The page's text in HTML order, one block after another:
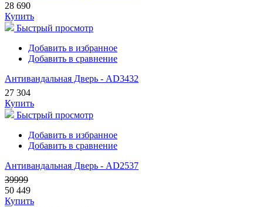
28 690
Купить
Быстрый просмотр
Добавить в избранное
Добавить в сравнение
Антивандальная Дверь - AD3432
27 304
Купить
Быстрый просмотр
Добавить в избранное
Добавить в сравнение
Антивандальная Дверь - AD2537
39999
50 449
Купить